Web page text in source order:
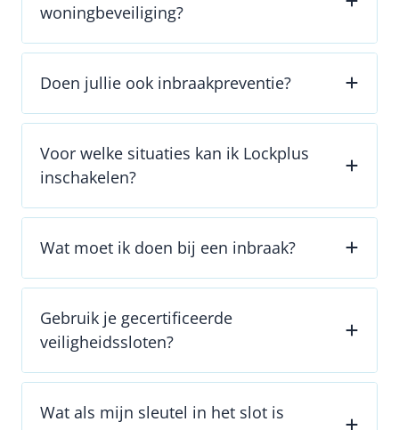
woningbeveiliging?
Doen jullie ook inbraakpreventie?
Voor welke situaties kan ik Lockplus
inschakelen?
Wat moet ik doen bij een inbraak?
Gebruik je gecertificeerde
veiligheidssloten?
Wat als mijn sleutel in het slot is